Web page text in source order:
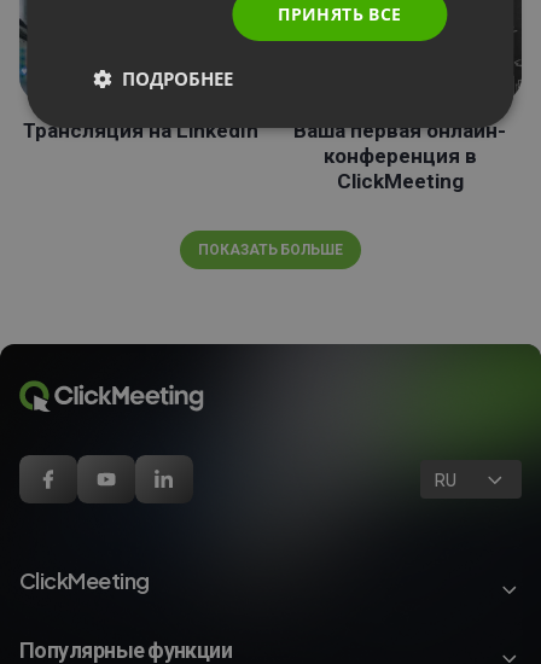
Трансляция на LinkedIn
Ваша первая онлайн-
конференция в
ClickMeeting
ПОКАЗАТЬ БОЛЬШЕ
RU
ClickMeeting
Популярные функции
ПРИНЯТЬ ВСЕ
ПОДРОБНЕЕ